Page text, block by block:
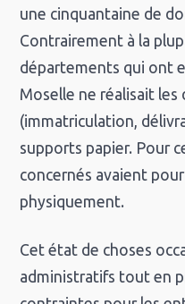
une cinquantaine de
Contrairement à la
départements qui ont
Moselle ne réalisait les
(immatriculation,
supports papier. Pour
concernés avaient
physiquement.
Cet état de choses
administratifs tout en